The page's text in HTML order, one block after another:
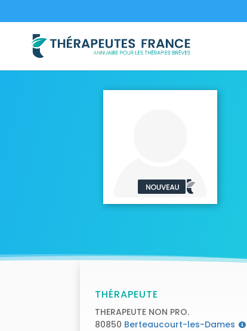
THÉRAPEUTE
THERAPEUTE NON PRO.
80850 Berteaucourt-les-Dames